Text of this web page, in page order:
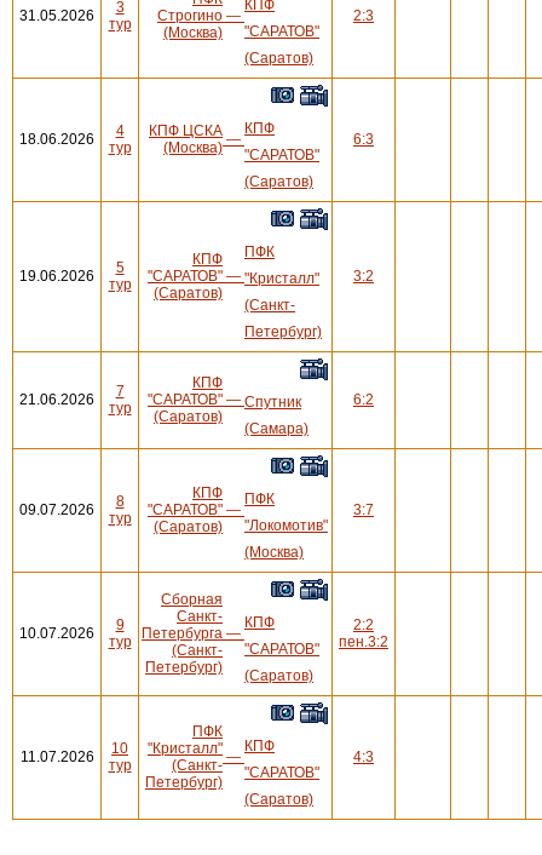
31.05.2026
3
тур
Строгино
(Москва)
—
КПФ
"САРАТОВ"
(Саратов)
2:3
18.06.2026
4
тур
КПФ ЦСКА
(Москва) —
КПФ
"САРАТОВ"
(Саратов)
6:3
19.06.2026
5
тур
КПФ
"САРАТОВ"
(Саратов)
—
ПФК
"Кристалл"
(Санкт-
Петербург)
3:2
21.06.2026
7
тур
КПФ
"САРАТОВ"
(Саратов)
— Спутник
(Самара)
6:2
09.07.2026
8
тур
КПФ
"САРАТОВ"
(Саратов)
—
ПФК
"Локомотив"
(Москва)
3:7
10.07.2026
9
тур
Сборная
Санкт-
Петербурга
(Санкт-
Петербург)
—
КПФ
"САРАТОВ"
(Саратов)
2:2
пен.3:2
11.07.2026
10
тур
ПФК
"Кристалл"
(Санкт-
Петербург)
—
КПФ
"САРАТОВ"
(Саратов)
4:3